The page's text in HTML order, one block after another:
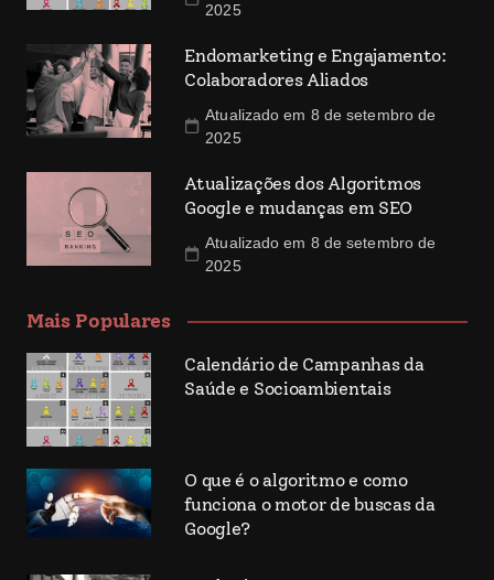
2025
Endomarketing e Engajamento:
Colaboradores Aliados
Atualizado em 8 de setembro de
2025
Atualizações dos Algoritmos
Google e mudanças em SEO
Atualizado em 8 de setembro de
2025
Mais Populares
Calendário de Campanhas da
Saúde e Socioambientais
O que é o algoritmo e como
funciona o motor de buscas da
Google?